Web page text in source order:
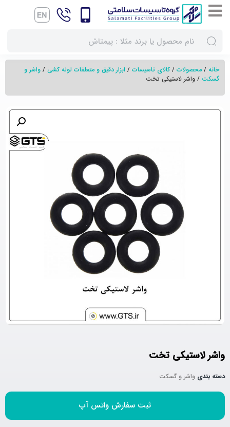
خانه / محصولات / کالای تاسیسات / ابزار دقیق و متعلقات لوله کشی / واشر و
گسکت / واشر لاستیکی تخت
واشر لاستیکی تخت
دسته بندی واشر و گسکت
ثبت سفارش واتس آپ